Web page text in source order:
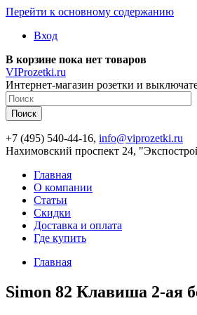
Перейти к основному содержанию
Вход
В корзине пока нет товаров
VIProzetki.ru
Интернет-магазин розетки и
+7 (495) 540-44-16, info@viprozetki.ru
Нахимовский проспект 24,
Главная
О компании
Статьи
Скидки
Доставка и оплата
Где купить
Главная
Simon 82 Клавиша 2-ая